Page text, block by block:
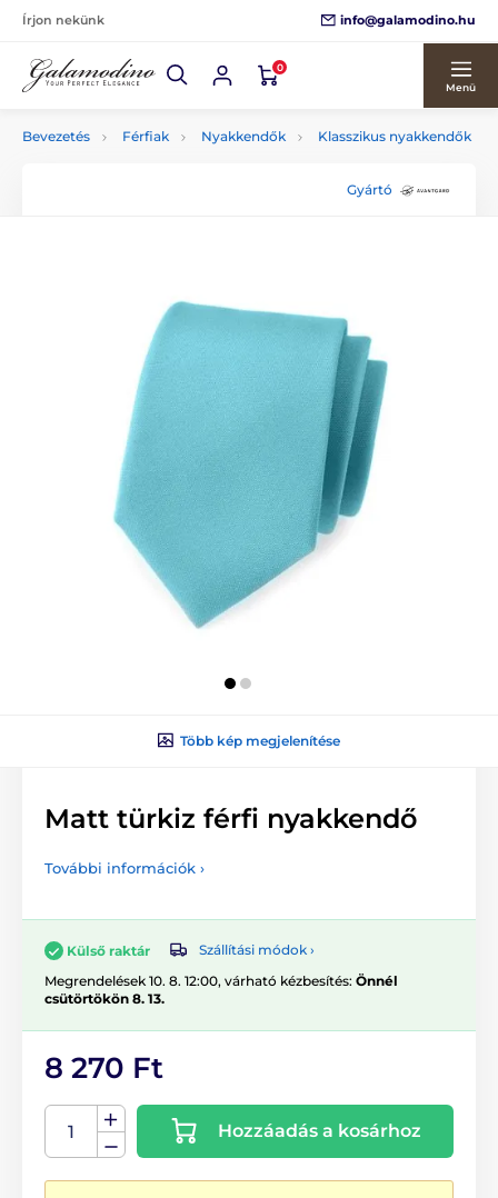
Írjon nekünk info@galamodino.hu
0
Menü
Bevezetés Férfiak Nyakkendők Klasszikus nyakkendők
Gyártó
Több kép megjelenítése
Matt türkiz férfi nyakkendő
További információk ›
Külső raktár
Szállítási módok ›
Megrendelések 10. 8. 12:00, várható kézbesítés: Önnél
csütörtökön 8. 13.
8 270 Ft
Hozzáadás a kosárhoz